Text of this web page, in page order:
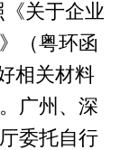
《关于企业
（粤环函
相关材料
广州、深
委托自行